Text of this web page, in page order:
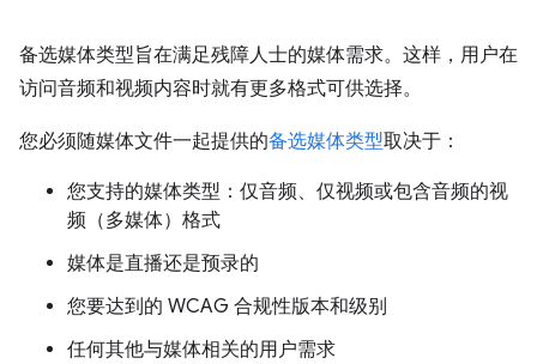
备选媒体类型旨在满足残障人士的媒体需求。这样，用户在
访问音频和视频内容时就有更多格式可供选择。
您必须随媒体文件一起提供的备选媒体类型取决于：
您支持的媒体类型：仅音频、仅视频或包含音频的视
频（多媒体）格式
媒体是直播还是预录的
您要达到的 WCAG 合规性版本和级别
任何其他与媒体相关的用户需求